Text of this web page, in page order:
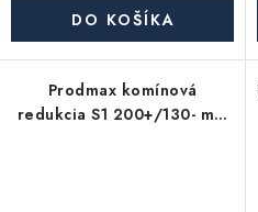
DO KOŠÍKA
Prodmax komínová
redukcia S1 200+/130- mm